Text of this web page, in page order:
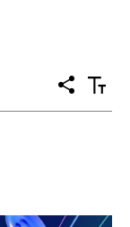
공
유
텍
스